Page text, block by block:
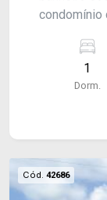
condomínio
quadra de
1
Dorm.
Cód. 42686